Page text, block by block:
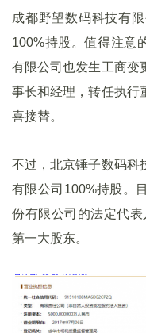
成都野望数码科技有
100%持股。值得注意
有限公司也发生工商变
事长和经理，转任执行
喜接替。
不过，北京锤子数码科
有限公司100%持股。
份有限公司的法定代
第一大股东。